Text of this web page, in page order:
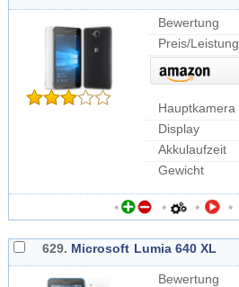
Bewertung
Preis/Leistung
Hauptkamera
Display
Akkulaufzeit
Gewicht
* * * *
629. Microsoft Lumia 640 XL
Bewertung